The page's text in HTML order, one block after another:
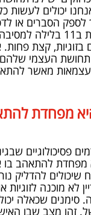
יכולים לעשות
לספק הסברים או
למישהו. בא לנו לצאת ב11
קצת פחות.
העצמי שלהם
עצמאות מאשר
מפחדת
פסיכולוגיים
מפחדת להתאהב בו
להדליק
לא מוכנה לזוגיות
שכאלה
זהו מצב שבו